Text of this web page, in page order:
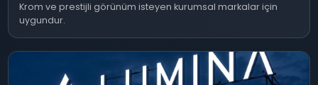
Krom ve prestijli görünüm isteyen kurumsal markalar için
uygundur.